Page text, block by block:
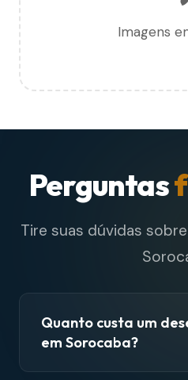
Imagens
Perguntas
Tire suas dúvidas
Quanto custa um
em Sorocaba?